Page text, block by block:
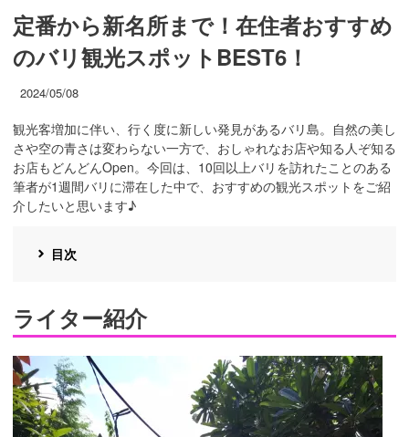
定番から新名所まで！在住者おすすめ
のバリ観光スポットBEST6！
2024/05/08
観光客増加に伴い、行く度に新しい発見があるバリ島。自然の美し
さや空の青さは変わらない一方で、おしゃれなお店や知る人ぞ知る
お店もどんどんOpen。今回は、10回以上バリを訪れたことのある
筆者が1週間バリに滞在した中で、おすすめの観光スポットをご紹
介したいと思います♪
目次
ライター紹介